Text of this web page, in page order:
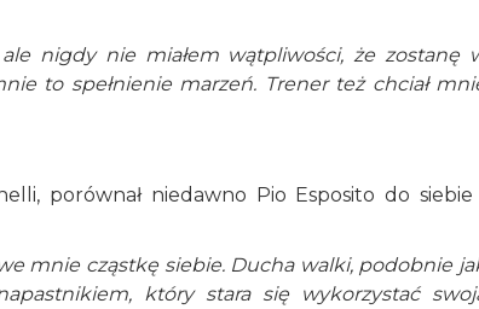
nigdy nie miałem wątpliwości, że zostanę
to spełnienie marzeń. Trener też chciał
porównał niedawno Pio Esposito do siebie
mnie cząstkę siebie. Ducha walki, podobnie
który stara się wykorzystać